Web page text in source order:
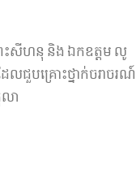
ះសីហនុ និង ឯកឧត្តម លូ
ល​ជួប​គ្រោះថ្នាក់​ចរាចរណ៍​
ា